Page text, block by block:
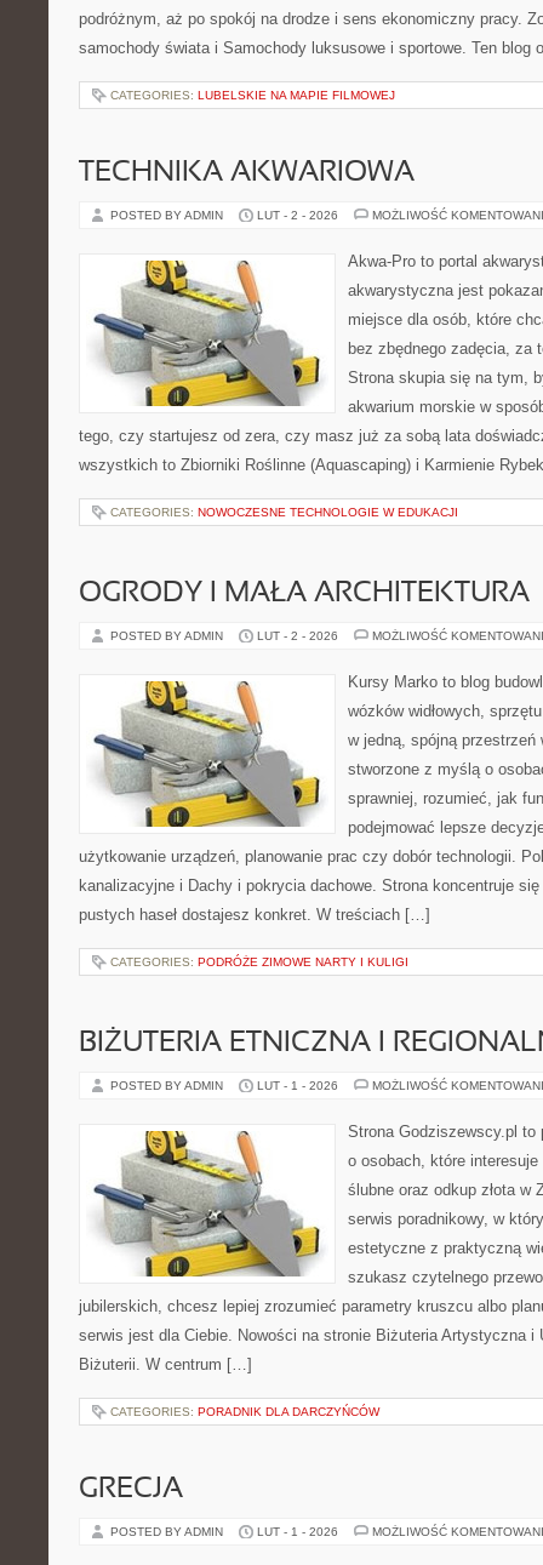
podróżnym, aż po spokój na drodze i sens ekonomiczny pracy.
samochody świata i Samochody luksusowe i sportowe. Ten blog
CATEGORIES: LUBELSKIE NA MAPIE FILMOWEJ
TECHNIKA AKWARIOWA
POSTED BY ADMIN LUT - 2 - 2026 MOŻLIWOŚĆ
Akwa-Pro to portal
akwarystyczna jest
miejsce dla osób, które
bez zbędnego zadęcia, za
Strona skupia się na tym,
akwarium morskie w
tego, czy startujesz od zera, czy masz już za sobą lata
wszystkich to Zbiorniki Roślinne (Aquascaping) i Karmienie
CATEGORIES: NOWOCZESNE TECHNOLOGIE W EDUKACJI
OGRODY I MAŁA ARCHITEKTURA
POSTED BY ADMIN LUT - 2 - 2026 MOŻLIWOŚĆ
Kursy Marko to blog
wózków widłowych,
w jedną, spójną przestrzeń
stworzone z myślą o
sprawniej, rozumieć, jak
podejmować lepsze
użytkowanie urządzeń, planowanie prac czy dobór technologii.
kanalizacyjne i Dachy i pokrycia dachowe. Strona koncentruje
pustych haseł dostajesz konkret. W treściach […]
CATEGORIES: PODRÓŻE ZIMOWE NARTY I KULIGI
BIŻUTERIA ETNICZNA I
POSTED BY ADMIN LUT - 1 - 2026 MOŻLIWOŚĆ
Strona Godziszewscy.pl to
o osobach, które
ślubne oraz odkup złota w
serwis poradnikowy, w
estetyczne z praktyczną
szukasz czytelnego
jubilerskich, chcesz lepiej zrozumieć parametry kruszcu albo
serwis jest dla Ciebie. Nowości na stronie Biżuteria Artystyczna i
Biżuterii. W centrum […]
CATEGORIES: PORADNIK DLA DARCZYŃCÓW
GRECJA
POSTED BY ADMIN LUT - 1 - 2026 MOŻLIWOŚĆ